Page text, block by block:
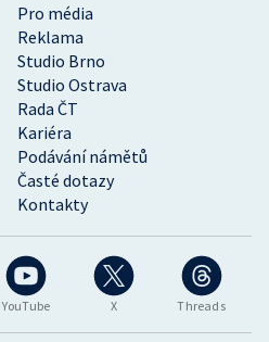
YouTube X Threads
Pro média
Reklama
Studio Brno
Studio Ostrava
Rada ČT
Kariéra
Podávání námětů
Časté dotazy
Kontakty